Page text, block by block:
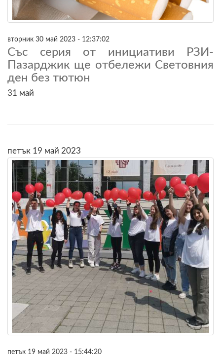
вторник 30 май 2023 - 12:37:02
Със серия от инициативи РЗИ-
Пазарджик ще отбележи Световния
ден без тютюн
31 май
петък 19 май 2023
петък 19 май 2023 - 15:44:20